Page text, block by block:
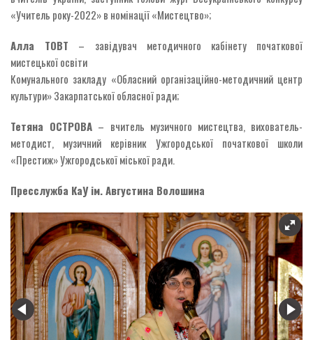
«Учитель року-2022» в номінації «Мистецтво»;
Алла ТОВТ – завідувач методичного кабінету початкової
мистецької освіти
Комунального закладу «Обласний організаційно-методичний центр
культури» Закарпатської обласної ради;
Тетяна ОСТРОВА – вчитель музичного мистецтва, вихователь-
методист, музичний керівник Ужгородської початкової школи
«Престиж» Ужгородської міської ради.
Пресслужба КаУ ім. Августина Волошина